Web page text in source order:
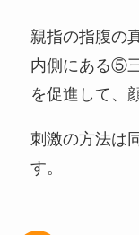
親指の指腹の
内側にある⑤
を促進して、
刺激の方法は
す。